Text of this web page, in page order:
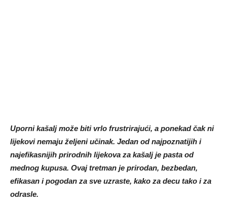
Uporni kašalj može biti vrlo frustrirajući, a ponekad čak ni
lijekovi nemaju željeni učinak. Jedan od najpoznatijih i
najefikasnijih prirodnih lijekova za kašalj je pasta od
mednog kupusa. Ovaj tretman je prirodan, bezbedan,
efikasan i pogodan za sve uzraste, kako za decu tako i za
odrasle.